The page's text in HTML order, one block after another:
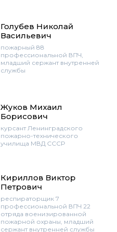
Голубев Николай
Васильевич
пожарный 88
профессиональной ВПЧ,
младший сержант внутренней
службы
Жуков Михаил
Борисович
курсант Ленинградского
пожарно-технического
училища МВД СССР
Кириллов Виктор
Петрович
респираторщик 7
профессиональной ВПЧ 22
отряда военизированной
пожарной охраны, младший
сержант внутренней службы